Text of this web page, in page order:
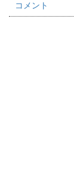
コメント